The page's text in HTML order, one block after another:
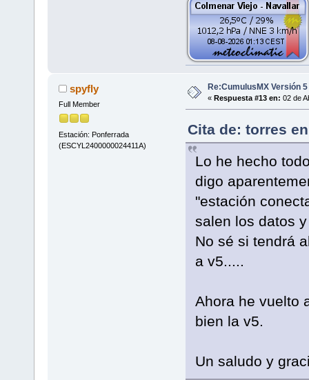
spyfly
Full Member
Estación: Ponferrada
(ESCYL2400000024411A)
Re:CumulusMX Versión 5
« Respuesta #13 en: 02 de
Cita de: torres
Lo he hecho
digo
"estación
salen los datos
No sé si tendrá
a v5.....
Ahora he vuelto
bien la v5.
Un saludo y